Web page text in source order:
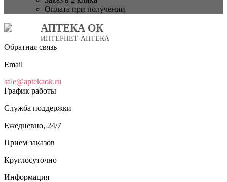
Оплата при получении
АПТЕКА ОК
ИНТЕРНЕТ-АПТЕКА
Обратная связь
Email
sale@aptekaok.ru
График работы
Служба поддержки
Ежедневно, 24/7
Прием заказов
Круглосуточно
Информация